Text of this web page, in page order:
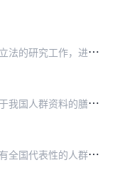
推
动营养立法和政策研究。开展营养相关立法的研究工作，进一步健全营养法规体系。研究制定临床营养管理、营养监测管理等规章制度。制定完善营养健康相关政策。研究建立各级…
加
强营养科研能力建设。加快研究制定基于我国人群资料的膳食营养素参考摄入量，改变依赖国外人群研究结果的现状，优先研究铁、碘等重要营养素需要量。研究完善食物、人群营…
定
期开展人群营养状况监测。定期开展具有全国代表性的人群营养健康状况、食物消费状况监测，收集人群食物消费量、营养素摄入量、体格测量、实验室检测等信息。针对区域特点…